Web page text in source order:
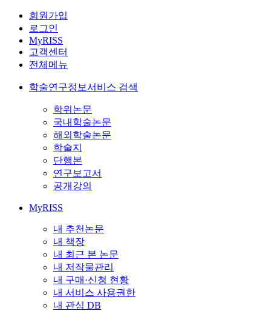
회원가입
로그인
MyRISS
고객센터
전체메뉴
학술연구정보서비스 검색
학위논문
국내학술논문
해외학술논문
학술지
단행본
연구보고서
공개강의
MyRISS
내 추천논문
내 책장
내 최근 본 논문
내 저작물관리
내 구매·신청 현황
내 서비스 사용권한
내 관심 DB